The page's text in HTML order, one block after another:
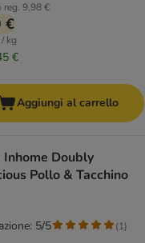
reg. 9,98 €
€
kg
€
Aggiungi al carrello
Inhome Doubly
Pollo & Tacchino
5/5 (1)